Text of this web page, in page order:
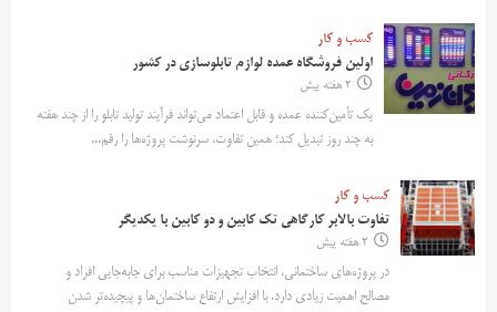
کسب و کار
اولین فروشگاه عمده لوازم تابلوسازی در کشور
2 هفته پیش
یک تأمین‌کننده عمده و قابل اعتماد می‌تواند فرآیند تولید تابلو را از چند هفته
به چند روز تبدیل کند؛ همین تفاوت، سرنوشت پروژه‌ها را رقم...
کسب و کار
تفاوت بالابر کارگاهی تک کابین و دو کابین با یکدیگر
2 هفته پیش
در پروژه‌های ساختمانی، انتخاب تجهیزات مناسب برای جابه‌جایی افراد و
مصالح اهمیت زیادی دارد. با افزایش ارتفاع ساختمان‌ها و پیچیده‌تر شدن